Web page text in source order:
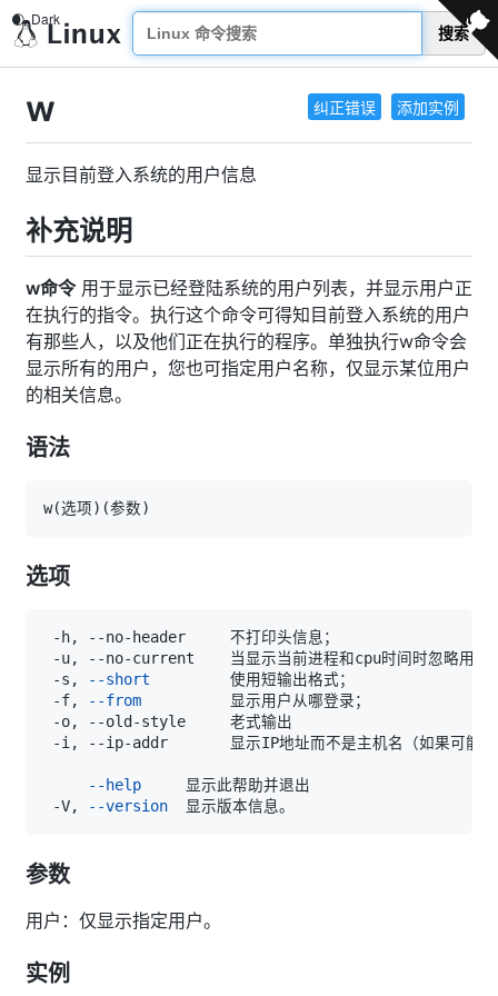
搜索
纠正错误 添加实例
w
显示目前登入系统的用户信息
补充说明
w命令用于显示已经登陆系统的用户列表，并显示用户正
在执行的指令。执行这个命令可得知目前登入系统的用户
有那些人，以及他们正在执行的程序。单独执行w命令会
显示所有的用户，您也可指定用户名称，仅显示某位用户
的相关信息。
语法
w(选项) (参数)
选项
-s, --short
-f,
--from
--help
-V,
--version
参数
用户：仅显示指定用户。
实例